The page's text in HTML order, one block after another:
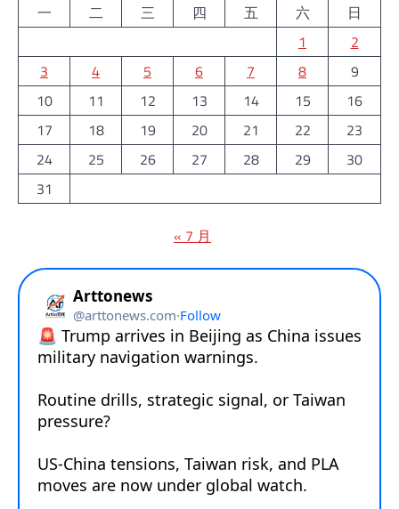
一
二 三 四 五 六
日
1
2
3
4 5 6 7 8
9
10
11 12 13 14 15
16
17
18 19 20 21 22
23
24
25 26 27 28 29
30
31
« 7 月